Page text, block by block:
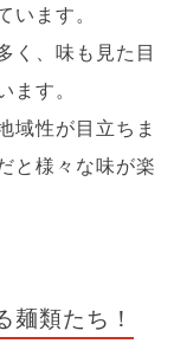
います。
く、味も見た目
ます。
域性が目立ちま
と様々な味が楽
麺類たち！